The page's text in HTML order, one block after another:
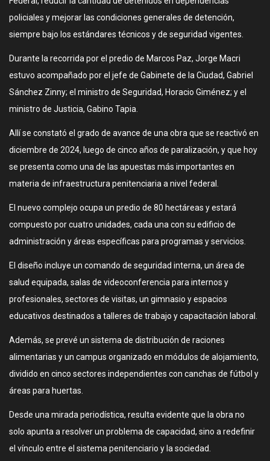
policiales y mejorar las condiciones generales de detención,
siempre bajo los estándares técnicos y de seguridad vigentes.
Durante la recorrida por el predio de Marcos Paz, Jorge Macri
estuvo acompañado por el jefe de Gabinete de la Ciudad, Gabriel
Sánchez Zinny; el ministro de Seguridad, Horacio Giménez; y el
ministro de Justicia, Gabino Tapia.
Allí se constató el grado de avance de una obra que se reactivó en
diciembre de 2024, luego de cinco años de paralización, y que hoy
se presenta como una de las apuestas más importantes en
materia de infraestructura penitenciaria a nivel federal.
El nuevo complejo ocupa un predio de 80 hectáreas y estará
compuesto por cuatro unidades, cada una con su edificio de
administración y áreas específicas para programas y servicios.
El diseño incluye un comando de seguridad interna, un área de
salud equipada, salas de videoconferencia para internos y
profesionales, sectores de visitas, un gimnasio y espacios
educativos destinados a talleres de trabajo y capacitación laboral.
Además, se prevé un sistema de distribución de raciones
alimentarias y un campus organizado en módulos de alojamiento,
dividido en cinco sectores independientes con canchas de fútbol y
áreas para huertas.
Desde una mirada periodística, resulta evidente que la obra no
solo apunta a resolver un problema de capacidad, sino a redefinir
el vínculo entre el sistema penitenciario y la sociedad.